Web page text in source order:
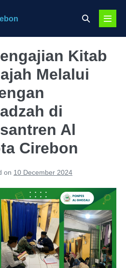
Search
Menu
Kitab
Melalui
di
Al
Cirebon
on 10 December 2024